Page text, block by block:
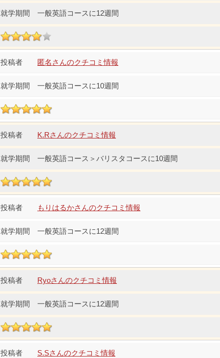
一般英語コースに12週間
匿名さんのクチコミ情報
一般英語コースに10週間
K.Rさんのクチコミ情報
一般英語コース＞バリスタコースに10週間
もりはるかさんのクチコミ情報
一般英語コースに12週間
Ryoさんのクチコミ情報
一般英語コースに12週間
S.Sさんのクチコミ情報